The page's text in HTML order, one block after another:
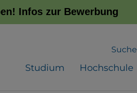
Infos zur Bewerbung
Suche
Studium Hochschule